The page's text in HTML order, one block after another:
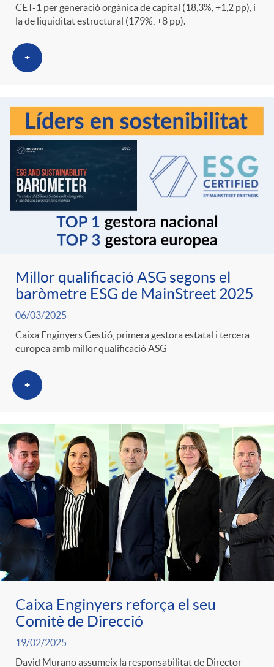
a
s
CET-1 per generació orgànica de capital (18,3%, +1,2 pp), i
la de liquiditat estructural (179%, +8 pp).
+
Millor qualificació ASG segons el
baròmetre ESG de MainStreet 2025
06/03/2025
Caixa Enginyers Gestió, primera gestora estatal i tercera
europea amb millor qualificació ASG
+
Caixa Enginyers reforça el seu
Comitè de Direcció
19/02/2025
David Murano assumeix la responsabilitat de Director